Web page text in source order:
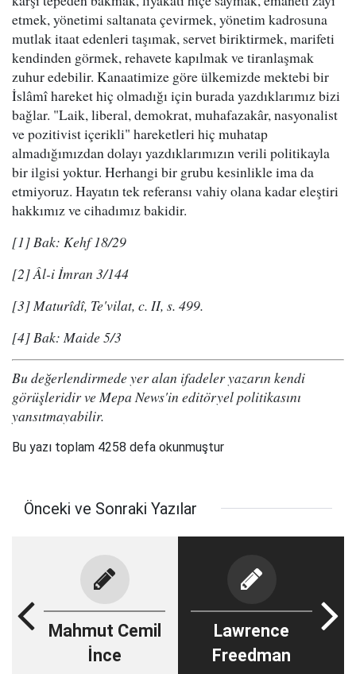
etmek, yönetimi saltanata çevirmek, yönetim kadrosuna
mutlak itaat edenleri taşımak, servet biriktirmek, marifeti
kendinden görmek, rehavete kapılmak ve tiranlaşmak
zuhur edebilir. Kanaatimize göre ülkemizde mektebi bir
İslâmî hareket hiç olmadığı için burada yazdıklarımız bizi
bağlar. "Laik, liberal, demokrat, muhafazakâr, nasyonalist
ve pozitivist içerikli" hareketleri hiç muhatap
almadığımızdan dolayı yazdıklarımızın verili politikayla
bir ilgisi yoktur. Herhangi bir grubu kesinlikle ima da
etmiyoruz. Hayatın tek referansı vahiy olana kadar eleştiri
hakkımız ve cihadımız bakidir.
[1] Bak: Kehf 18/29
[2] Âl-i İmran 3/144
[3] Maturîdî, Te'vilat, c. II, s. 499.
[4] Bak: Maide 5/3
Bu değerlendirmede yer alan ifadeler yazarın kendi
görüşleridir ve Mepa News'in editöryel politikasını
yansıtmayabilir.
Bu yazı toplam 4258 defa okunmuştur
Önceki ve Sonraki Yazılar
Mahmut Cemil
İnce
Lawrence
Freedman